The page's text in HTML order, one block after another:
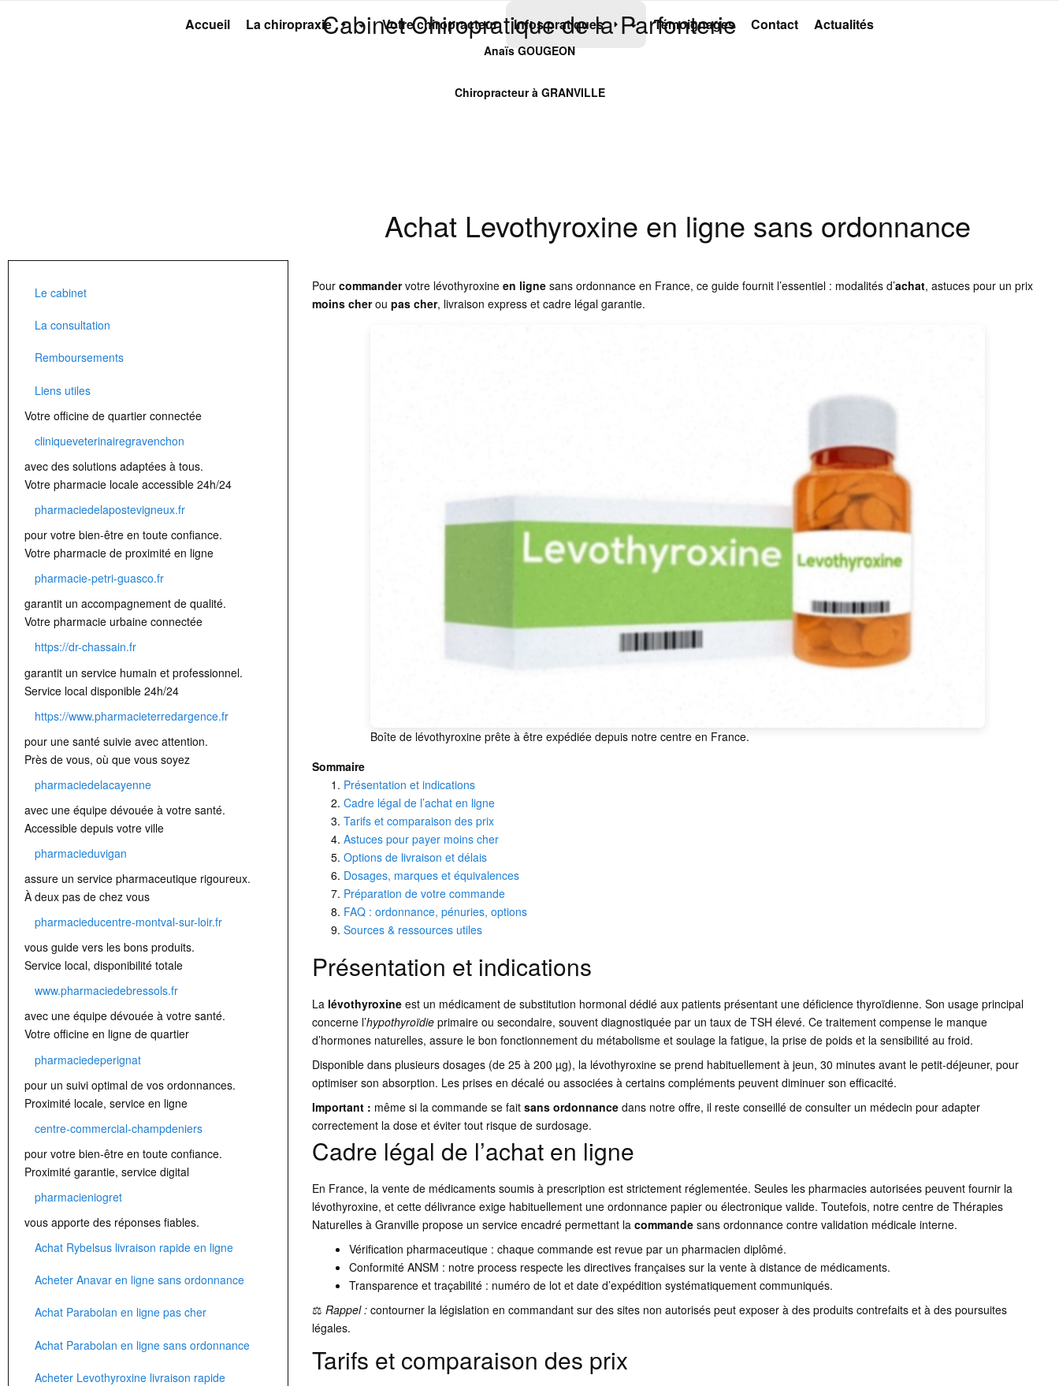
Cabinet Chiropratique de la Parfonterie
Anaïs GOUGEON
Chiropracteur à GRANVILLE
Accueil La chiropraxie Votre chiropracteur Infos pratiques Témoignages Contact Actualités
Achat Levothyroxine en ligne sans ordonnance
Pourcommandervotre lévothyroxineen ligne sans ordonnance en France, ce guide fournit l’essentiel : modalités d’achat, astuces pour un prix
moins cheroupas cher, livraison express et cadre légal garantie.
Boîte de lévothyroxine prête à être expédiée depuis notre centre en France.
Sommaire
Présentation et indications
Cadre légal de l’achat en ligne
Tarifs et comparaison des prix
Astuces pour payer moins cher
Options de livraison et délais
Dosages, marques et équivalences
Préparation de votre commande
FAQ : ordonnance, pénuries, options
Sources & ressources utiles
Présentation et indications
La lévothyroxine est un médicament de substitution hormonal dédié aux patients présentant une déficience thyroïdienne. Son usage principal
concerne l’hypothyroïdie primaire ou secondaire, souvent diagnostiquée par un taux de TSH élevé. Ce traitement compense le manque
d’hormones naturelles, assure le bon fonctionnement du métabolisme et soulage la fatigue, la prise de poids et la sensibilité au froid.
Disponible dans plusieurs dosages (de 25 à 200 µg), la lévothyroxine se prend habituellement à jeun, 30 minutes avant le petit-déjeuner, pour
optimiser son absorption. Les prises en décalé ou associées à certains compléments peuvent diminuer son efficacité.
Important : même si la commande se faitsans ordonnance dans notre offre, il reste conseillé de consulter un médecin pour adapter
correctement la dose et éviter tout risque de surdosage.
Cadre légal de l’achat en ligne
En France, la vente de médicaments soumis à prescription est strictement réglementée. Seules les pharmacies autorisées peuvent fournir la
lévothyroxine, et cette délivrance exige habituellement une ordonnance papier ou électronique valide. Toutefois, notre centre de Thérapies
Naturelles à Granville propose un service encadré permettant lacommande sans ordonnance contre validation médicale interne.
Vérification pharmaceutique : chaque commande est revue par un pharmacien diplômé.
Conformité ANSM : notre process respecte les directives françaises sur la vente à distance de médicaments.
Transparence et traçabilité : numéro de lot et date d’expédition systématiquement communiqués.
⚖️Rappel : contourner la législation en commandant sur des sites non autorisés peut exposer à des produits contrefaits et à des poursuites
légales.
Tarifs et comparaison des prix
Le cabinet
La consultation
Remboursements
Liens utiles
Votre officine de quartier connectée
cliniqueveterinairegravenchon
avec des solutions adaptées à tous.
Votre pharmacie locale accessible 24h/24
pharmaciedelapostevigneux.fr
pour votre bien-être en toute confiance.
Votre pharmacie de proximité en ligne
pharmacie-petri-guasco.fr
garantit un accompagnement de qualité.
Votre pharmacie urbaine connectée
https://dr-chassain.fr
garantit un service humain et professionnel.
Service local disponible 24h/24
https://www.pharmacieterredargence.fr
pour une santé suivie avec attention.
Près de vous, où que vous soyez
pharmaciedelacayenne
avec une équipe dévouée à votre santé.
Accessible depuis votre ville
pharmacieduvigan
assure un service pharmaceutique rigoureux.
À deux pas de chez vous
pharmacieducentre-montval-sur-loir.fr
vous guide vers les bons produits.
Service local, disponibilité totale
www.pharmaciedebressols.fr
avec une équipe dévouée à votre santé.
Votre officine en ligne de quartier
pharmaciedeperignat
pour un suivi optimal de vos ordonnances.
Proximité locale, service en ligne
centre-commercial-champdeniers
pour votre bien-être en toute confiance.
Proximité garantie, service digital
pharmacieniogret
vous apporte des réponses fiables.
Achat Rybelsus livraison rapide en ligne
Acheter Anavar en ligne sans ordonnance
Achat Parabolan en ligne pas cher
Achat Parabolan en ligne sans ordonnance
Acheter Levothyroxine livraison rapide